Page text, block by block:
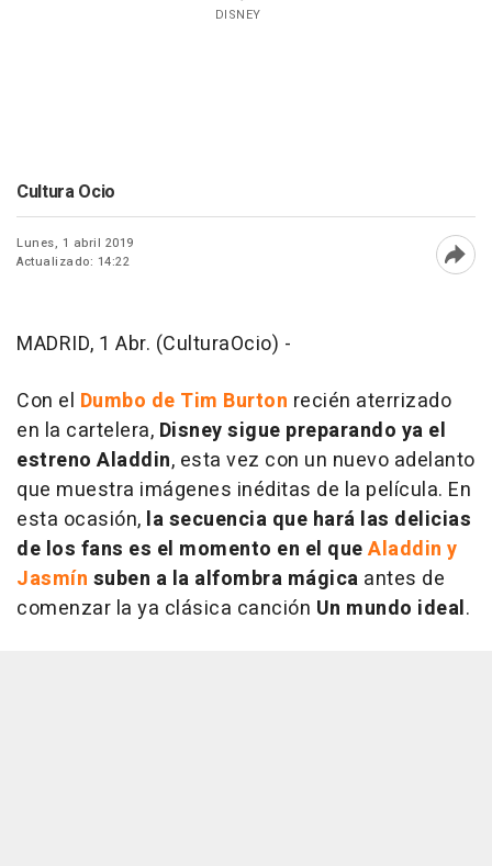
DISNEY
Cultura Ocio
Lunes, 1 abril 2019
Actualizado: 14:22
MADRID, 1 Abr. (CulturaOcio) -
Con el Dumbo de Tim Burton recién aterrizado
en la cartelera, Disney sigue preparando ya el
estreno Aladdin, esta vez con un nuevo adelanto
que muestra imágenes inéditas de la película. En
esta ocasión, la secuencia que hará las delicias
de los fans es el momento en el queAladdin y
Jasmín suben a la alfombra mágica antes de
comenzar la ya clásica canción Un mundo ideal.